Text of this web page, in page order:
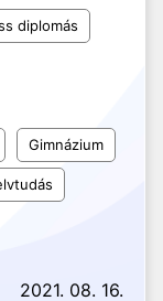
diplomás
Gimnázium
2021. 08. 16.